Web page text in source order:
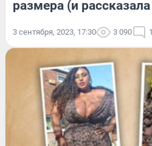
размера (и
3 сентября, 2023, 17:30 3 090 1